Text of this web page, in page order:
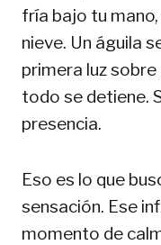
fría bajo tu
nieve. Un águila
primera luz
todo se detiene.
presencia.
Eso es lo que
sensación. Ese
momento de